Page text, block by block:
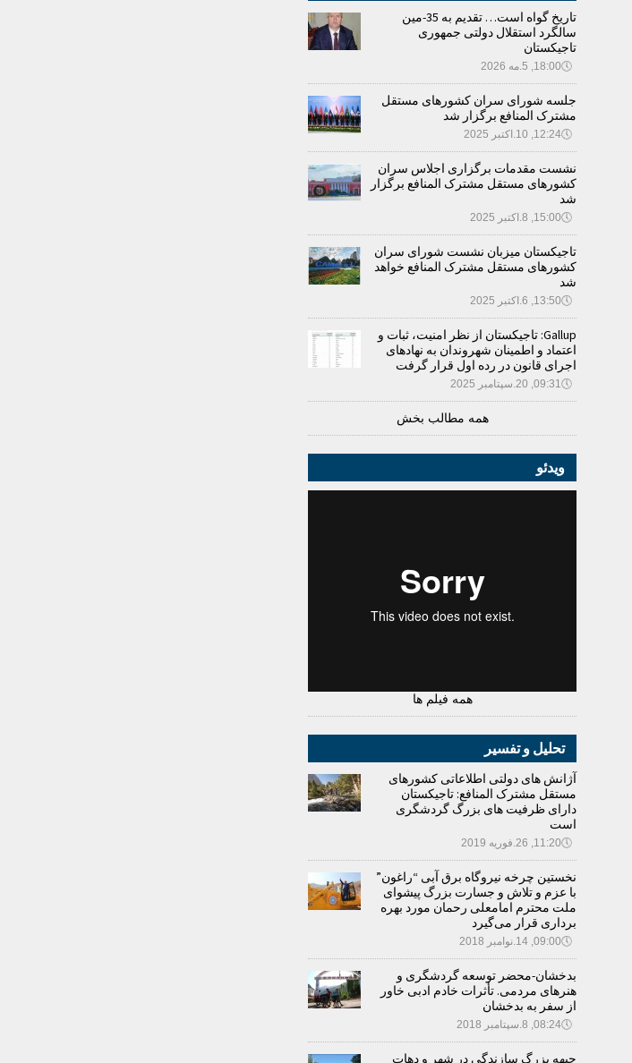
تاریخ گواه است… تقدیم به 35-مین
سالگرد استقلال دولتی جمهوری
تاجیکستان
🕔18:00, 5.مه 2026
جلسه شورای سران کشورهای مستقل
مشترک المنافع برگزار شد
🕔12:24, 10.اکتبر 2025
نشست مقدمات برگزاری اجلاس سران
کشورهای مستقل مشترک المنافع برگزار
شد
🕔15:00, 8.اکتبر 2025
تاجیکستان میزبان نشست شورای سران
کشورهای مستقل مشترک المنافع خواهد
شد
🕔13:50, 6.اکتبر 2025
Gallup: تاجیکستان از نظر امنیت، ثبات و
اعتماد و اطمینان شهروندان به نهادهای
اجرای قانون در رده اول قرار گرفت
🕔09:31, 20.سپتامبر 2025
همه مطالب بخش
ویدئو
همه فیلم ها
تحلیل و تفسیر
آژانش های دولتی اطلاعاتی کشورهای
مستقل مشترک المنافع: تاجیکستان
دارای ظرفیت های بزرگ گردشگری
است
🕔11:20, 26.فوریه 2019
نخستین چرخه نیروگاه برق آبی “راغون”
با عزم و تلاش و جسارت بزرگ پیشوای
ملت محترم امامعلی رحمان مورد بهره
برداری قرار می‌گیرد
🕔09:00, 14.نوامبر 2018
بدخشان-محضر توسعه گردشگری و
هنرهای مردمی. تأثرات خادم ادبی خاور
از سفر به بدخشان
🕔08:24, 8.سپتامبر 2018
جبهه بزرگ سازندگی در شهر و دهات